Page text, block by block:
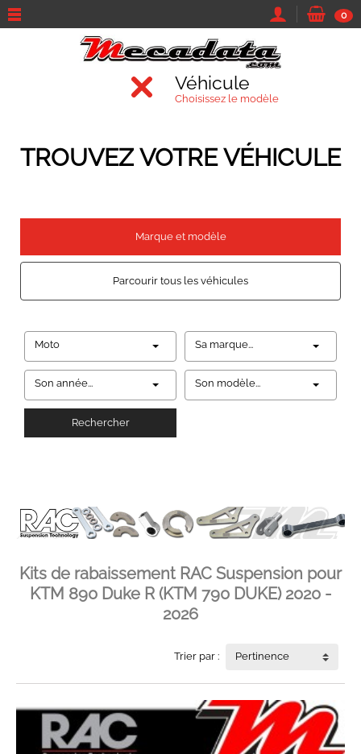
0
Véhicule
Choisissez le modèle
TROUVEZ VOTRE VÉHICULE
Marque et modèle
Parcourir tous les véhicules
Moto Sa marque...
Son année... Son modèle...
Rechercher
Kits de rabaissement RAC Suspension pour
KTM 890 Duke R (KTM 790 DUKE) 2020 -
2026
Trier par : Pertinence